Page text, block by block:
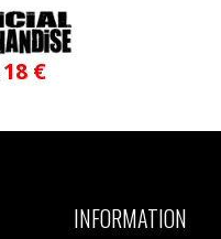
Ursprünglicher
27 €
18 €Aktueller
18 €.
Dieses
mehrere
Optionen
INFORMATION